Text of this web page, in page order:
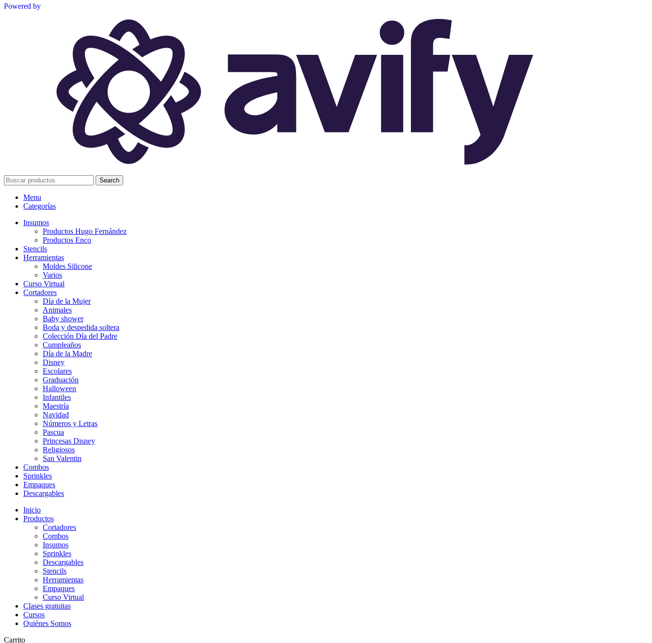
Powered by
Search
Menu
Categorías
Insumos
Productos Hugo Fernández
Productos Enco
Stencils
Herramientas
Moldes Silicone
Varios
Curso Virtual
Cortadores
Día de la Mujer
Animales
Baby shower
Boda y despedida soltera
Colección Día del Padre
Cumpleaños
Día de la Madre
Disney
Escolares
Graduación
Halloween
Infantiles
Maestría
Navidad
Números y Letras
Pascua
Princesas Disney
Religiosos
San Valentin
Combos
Sprinkles
Empaques
Descargables
Inicio
Productos
Cortadores
Combos
Insumos
Sprinkles
Descargables
Stencils
Herramientas
Empaques
Curso Virtual
Clases gratuitas
Cursos
Quiénes Somos
Carrito